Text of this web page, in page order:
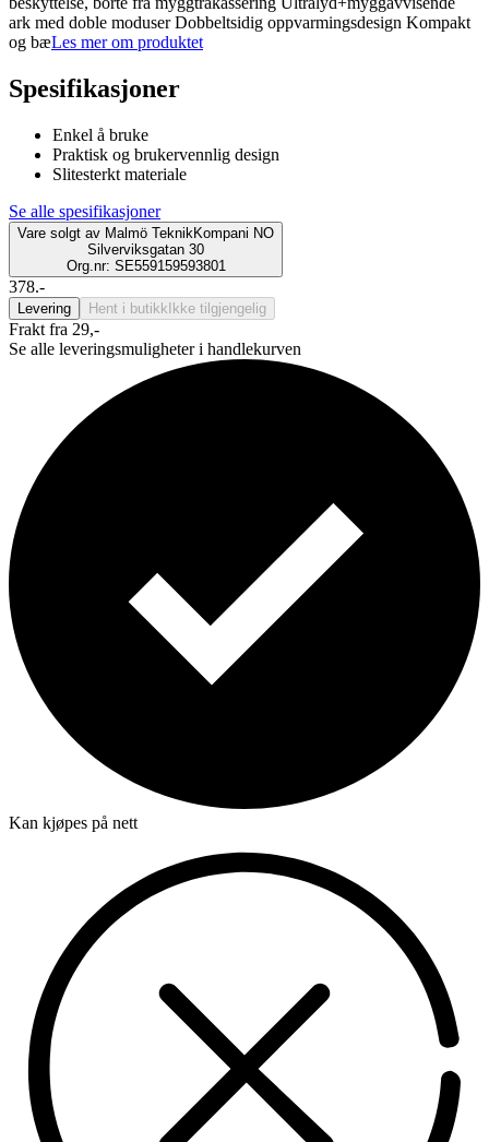
ark med doble moduser Dobbeltsidig oppvarmingsdesign Kompakt
og bæLes mer om produktet
Spesifikasjoner
Enkel å bruke
Praktisk og brukervennlig design
Slitesterkt materiale
Se alle spesifikasjoner
Vare solgt av Malmö TeknikKompani NO
Silverviksgatan 30
Org.nr: SE559159593801
378.-
Levering Hent i butikk Ikke tilgjengelig
Frakt fra 29,-
Se alle leveringsmuligheter i handlekurven
Kan kjøpes på nett